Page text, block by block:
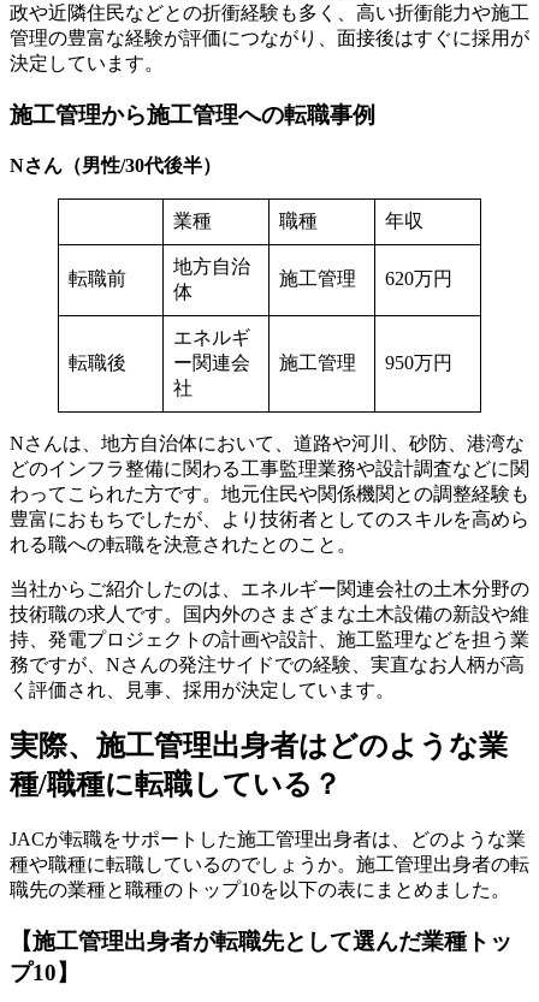
政や近隣住民などとの折衝経験も多く、高い折衝能力や施工
管理の豊富な経験が評価につながり、面接後はすぐに採用が
決定しています。
施工管理から施工管理への転職事例
Nさん（男性/30代後半）
業種 職種 年収
転職前
地方自治
体
施工管理 620万円
転職後
エネルギ
ー関連会
社
施工管理 950万円
Nさんは、地方自治体において、道路や河川、砂防、港湾な
どのインフラ整備に関わる工事監理業務や設計調査などに関
わってこられた方です。地元住民や関係機関との調整経験も
豊富におもちでしたが、より技術者としてのスキルを高めら
れる職への転職を決意されたとのこと。
当社からご紹介したのは、エネルギー関連会社の土木分野の
技術職の求人です。国内外のさまざまな土木設備の新設や維
持、発電プロジェクトの計画や設計、施工監理などを担う業
務ですが、Nさんの発注サイドでの経験、実直なお人柄が高
く評価され、見事、採用が決定しています。
実際、施工管理出身者はどのような業
種/職種に転職している？
JACが転職をサポートした施工管理出身者は、どのような業
種や職種に転職しているのでしょうか。施工管理出身者の転
職先の業種と職種のトップ10を以下の表にまとめました。
【施工管理出身者が転職先として選んだ業種トッ
プ10】